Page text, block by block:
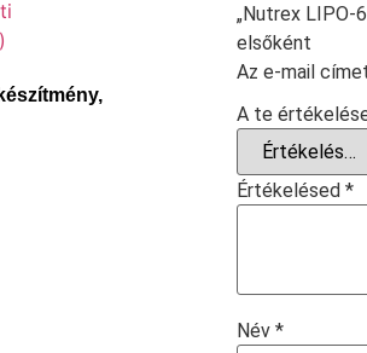
„Nutrex LIPO-
elsőként
Az e-mail
A te
Értékelésed *
Név *